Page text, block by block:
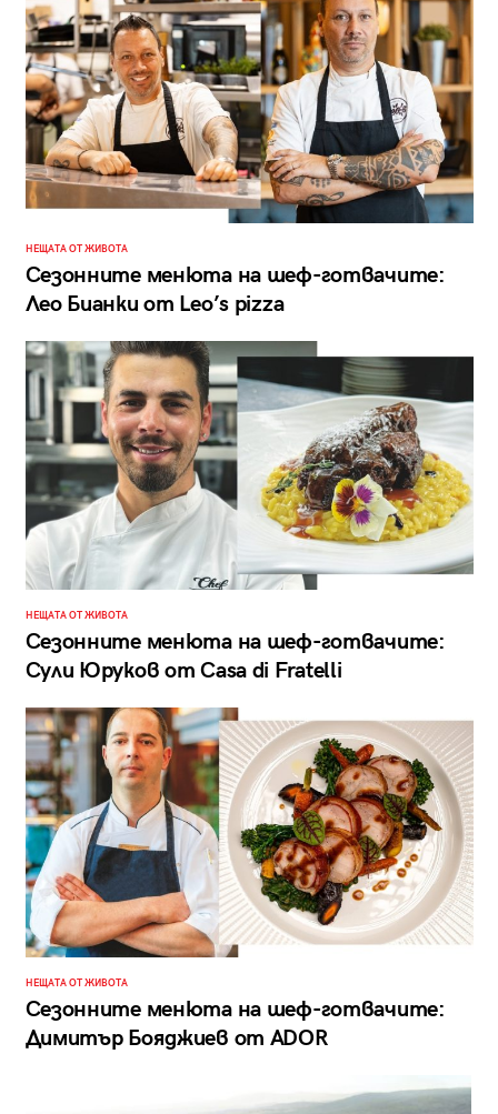
НЕЩАТА ОТ ЖИВОТА
Сезонните менюта на шеф-готвачите:
Лео Бианки от Leo’s pizza
НЕЩАТА ОТ ЖИВОТА
Сезонните менюта на шеф-готвачите:
Сули Юруков от Casa di Fratelli
НЕЩАТА ОТ ЖИВОТА
Сезонните менюта на шеф-готвачите:
Димитър Бояджиев от ADOR